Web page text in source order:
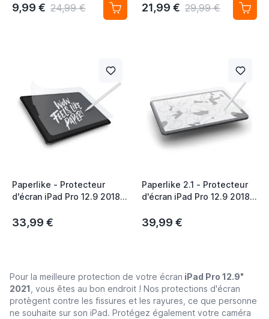
9,99 € 24,99 €
2018
21,99 € 29,99 €
Paperlike - Protecteur
d'écran iPad Pro 12.9 2018 /
33,99 €
Paperlike 2.1 - Protecteur
d'écran iPad Pro 12.9 2018 /
similaire au papier
39,99 €
Pour la meilleure protection de votre écran iPad Pro 12.9"
2021 , vous êtes au bon endroit ! Nos protections d'écran
protègent contre les fissures et les rayures, ce que personne
ne souhaite sur son iPad. Protégez également votre caméra